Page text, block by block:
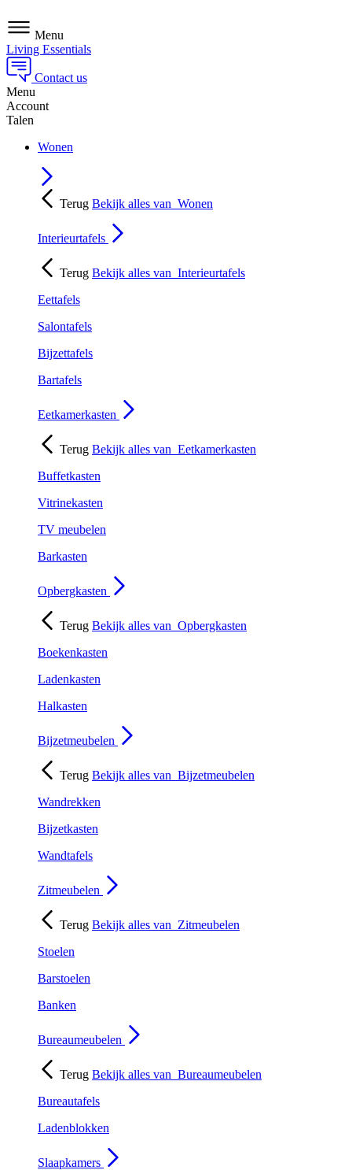
Menu
Living Essentials
Contact us
Menu
Account
Talen
Wonen
Terug Bekijk alles van Wonen
Interieurtafels
Terug Bekijk alles van Interieurtafels
Eettafels
Salontafels
Bijzettafels
Bartafels
Eetkamerkasten
Terug Bekijk alles van Eetkamerkasten
Buffetkasten
Vitrinekasten
TV meubelen
Barkasten
Opbergkasten
Terug Bekijk alles van Opbergkasten
Boekenkasten
Ladenkasten
Halkasten
Bijzetmeubelen
Terug Bekijk alles van Bijzetmeubelen
Wandrekken
Bijzetkasten
Wandtafels
Zitmeubelen
Terug Bekijk alles van Zitmeubelen
Stoelen
Barstoelen
Banken
Bureaumeubelen
Terug Bekijk alles van Bureaumeubelen
Bureautafels
Ladenblokken
Slaapkamers